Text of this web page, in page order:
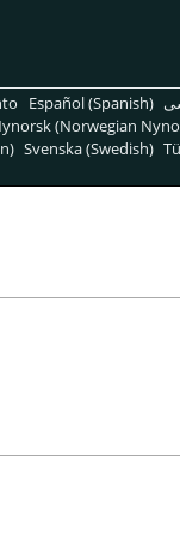
Español (Spanish)
(Norwegian
Svenska (Swedish)